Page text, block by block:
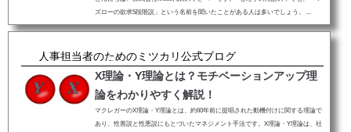
ズローの欲求5段階説」という名前を聞いたことがある人は多いでしょう。 ...
人事担当者のためのミツカリ公式ブログ
X理論・Y理論とは？モチベーションアップ理
論をわかりやすく解説！
マクレガーのX理論・Y理論とは、約60年前に提唱された動機付けに関する理論で
あり、性善説と性悪説にもとづいたマネジメント手法です。X理論・Y理論は、社